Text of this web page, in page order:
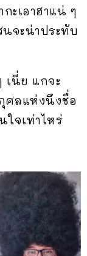
ะเอาฮาแน่ ๆ
จะน่าประทับ
เนี่ย แกจะ
ศลแห่งนึงชื่อ
ใจเท่าไหร่